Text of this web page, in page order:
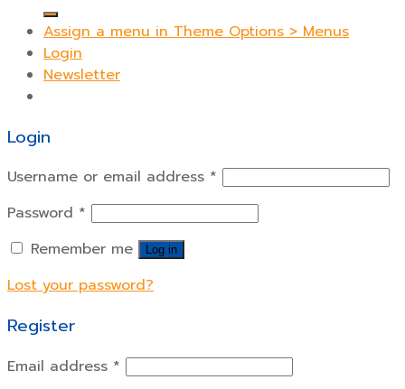
Assign a menu in Theme Options > Menus
Login
Newsletter
Login
Username or email address *
Password *
Remember me
Log in
Lost your password?
Register
Email address *